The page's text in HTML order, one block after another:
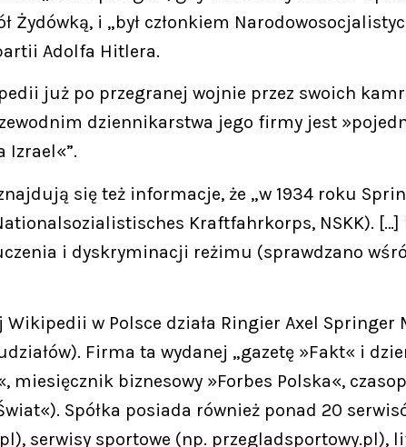
Żydówką, i „był członkiem
Adolfa Hitlera.
już po przegranej wojnie przez swoich
dziennikarstwa jego firmy jest
Izrael«”.
się też informacje, że „w 1934 roku
Kraftfahrkorps, NSKK).
i dyskryminacji reżimu (sprawdzano
w Polsce działa Ringier Axel Springer
Firma ta wydanej „gazetę »Fakt« i
miesięcznik biznesowy »Forbes Polska«,
Spółka posiada również ponad 20
serwisy sportowe (np. przegladsportowy.pl),